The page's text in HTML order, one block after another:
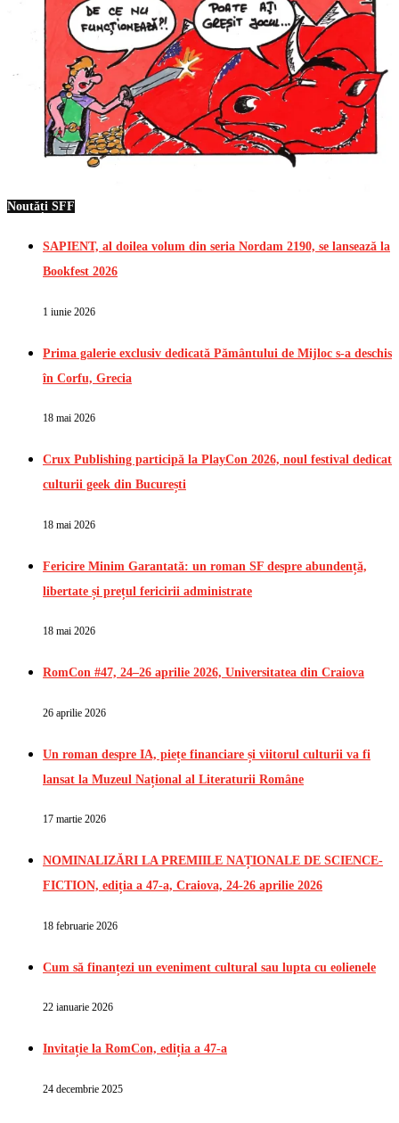
Noutăți SFF
SAPIENT, al doilea volum din seria Nordam 2190, se lansează la
Bookfest 2026
1 iunie 2026
Prima galerie exclusiv dedicată Pământului de Mijloc s-a deschis
în Corfu, Grecia
18 mai 2026
Crux Publishing participă la PlayCon 2026, noul festival dedicat
culturii geek din București
18 mai 2026
Fericire Minim Garantată: un roman SF despre abundență,
libertate și prețul fericirii administrate
18 mai 2026
RomCon #47, 24–26 aprilie 2026, Universitatea din Craiova
26 aprilie 2026
Un roman despre IA, piețe financiare și viitorul culturii va fi
lansat la Muzeul Național al Literaturii Române
17 martie 2026
NOMINALIZĂRI LA PREMIILE NAȚIONALE DE SCIENCE-
FICTION, ediția a 47-a, Craiova, 24-26 aprilie 2026
18 februarie 2026
Cum să finanțezi un eveniment cultural sau lupta cu eolienele
22 ianuarie 2026
Invitație la RomCon, ediția a 47-a
24 decembrie 2025